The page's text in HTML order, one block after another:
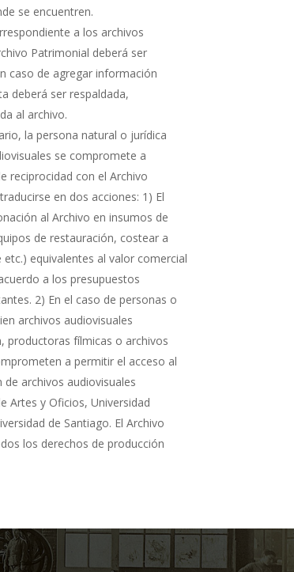
se encuentren.
a los archivos
Patrimonial deberá ser
caso de agregar información
deberá ser respaldada,
al archivo.
la persona natural o jurídica
se compromete a
reciprocidad con el Archivo
en dos acciones: 1) El
al Archivo en insumos de
de restauración, costear a
equivalentes al valor comercial
a los presupuestos
2) En el caso de personas o
archivos audiovisuales
productoras fílmicas o archivos
a permitir el acceso al
archivos audiovisuales
Artes y Oficios, Universidad
de Santiago. El Archivo
los derechos de producción